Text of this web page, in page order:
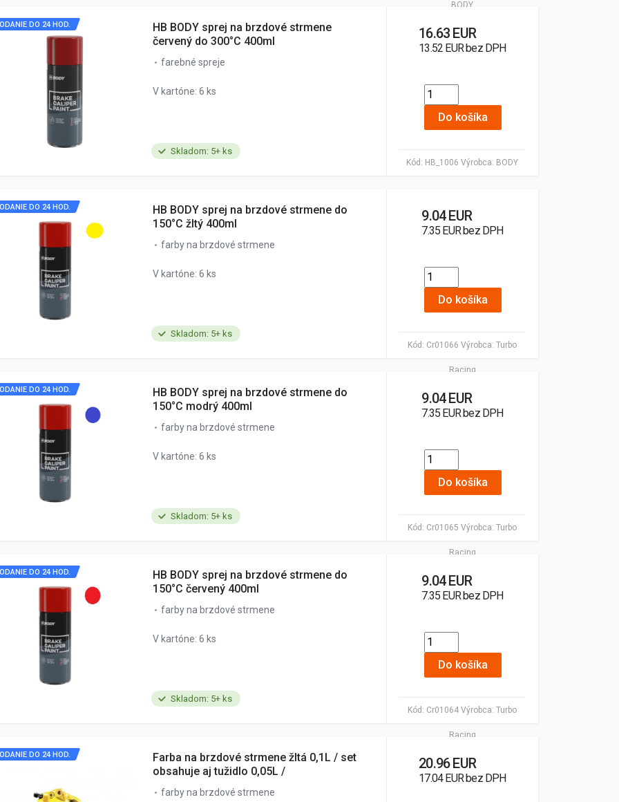
BODY
Skladom: 5+ ks
Kód: HB_1006 Výrobca: BODY
DO 24 HOD.
HB BODY sprej na brzdové strmene
červený do 300°C 400ml
farebné spreje
V kartóne: 6 ks
16.63 EUR
13.52 EUR bez DPH
Do košíka
Skladom: 5+ ks
Kód: Cr01066 Výrobca: Turbo
Racing
DO 24 HOD.
HB BODY sprej na brzdové strmene do
150°C žltý 400ml
farby na brzdové strmene
V kartóne: 6 ks
9.04 EUR
7.35 EUR bez DPH
Do košíka
Skladom: 5+ ks
Kód: Cr01065 Výrobca: Turbo
Racing
DO 24 HOD.
HB BODY sprej na brzdové strmene do
150°C modrý 400ml
farby na brzdové strmene
V kartóne: 6 ks
9.04 EUR
7.35 EUR bez DPH
Do košíka
Skladom: 5+ ks
Kód: Cr01064 Výrobca: Turbo
Racing
DO 24 HOD.
HB BODY sprej na brzdové strmene do
150°C červený 400ml
farby na brzdové strmene
V kartóne: 6 ks
9.04 EUR
7.35 EUR bez DPH
Do košíka
DO 24 HOD.
Farba na brzdové strmene žltá 0,1L / set
obsahuje aj tužidlo 0,05L /
farby na brzdové strmene
20.96 EUR
17.04 EUR bez DPH